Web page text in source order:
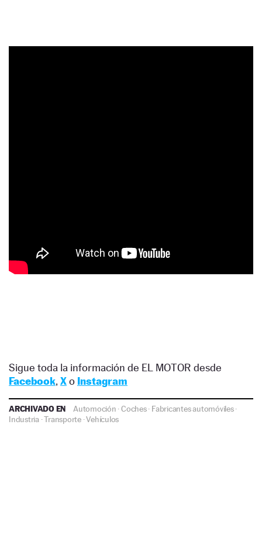
Sigue toda la información de EL MOTOR desde
Facebook, Xo Instagram
ARCHIVADO EN Automoción ·Coches· Fabricantes automóviles·
Industria·Transporte·Vehículos